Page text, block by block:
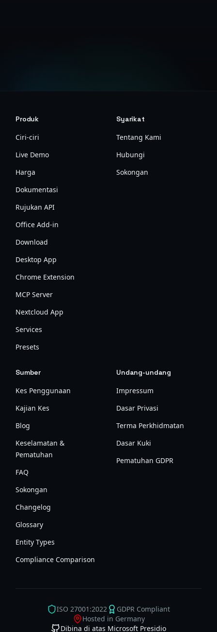
Produk
Ciri-ciri
Live Demo
Harga
Dokumentasi
Rujukan API
Office Add-in
Download
Desktop App
Chrome Extension
MCP Server
Nextcloud App
Services
Presets
Syarikat
Tentang Kami
Hubungi
Sokongan
Sumber
Kes Penggunaan
Kajian Kes
Blog
Keselamatan &
Pematuhan
FAQ
Sokongan
Changelog
Glossary
Entity Types
Compliance Comparison
Undang-undang
Impressum
Dasar Privasi
Terma Perkhidmatan
Dasar Kuki
Pematuhan GDPR
ISO 27001:2022
GDPR Compliant
Hosted in Germany
Dibina di atas Microsoft Presidio